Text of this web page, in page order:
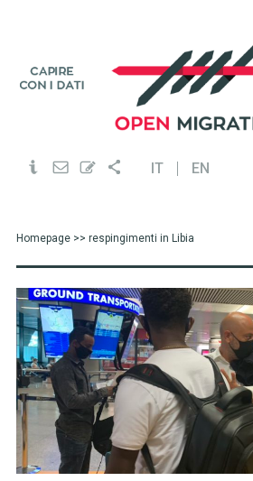
IT EN
Homepage>> respingimenti in Libia